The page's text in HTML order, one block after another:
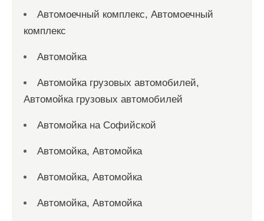
Автомоечный комплекс, Автомоечный
комплекс
Автомойка
Автомойка грузовых автомобилей,
Автомойка грузовых автомобилей
Автомойка на Софийской
Автомойка, Автомойка
Автомойка, Автомойка
Автомойка, Автомойка